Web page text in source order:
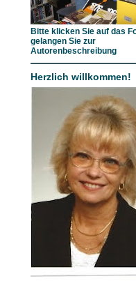
Bitte klicken Sie auf das
gelangen Sie zur
Autorenbeschreibung
Herzlich willkommen!